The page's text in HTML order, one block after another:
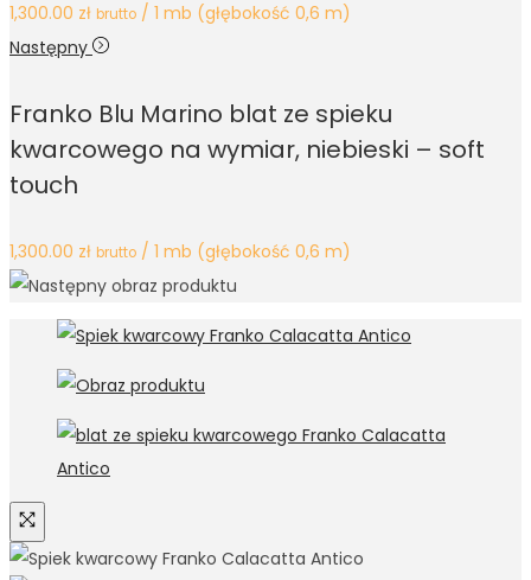
1,300.00 zł brutto / 1 mb (głębokość 0,6 m)
Następny
Franko Blu Marino blat ze spieku
kwarcowego na wymiar, niebieski – soft
touch
1,300.00 zł brutto / 1 mb (głębokość 0,6 m)